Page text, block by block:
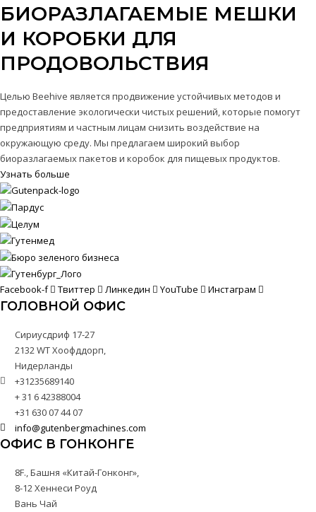
БИОРАЗЛАГАЕМЫЕ МЕШКИ
И КОРОБКИ ДЛЯ
ПРОДОВОЛЬСТВИЯ
Целью Beehive является продвижение устойчивых методов и
предоставление экологически чистых решений, которые помогут
предприятиям и частным лицам снизить воздействие на
окружающую среду. Мы предлагаем широкий выбор
биоразлагаемых пакетов и коробок для пищевых продуктов.
Узнать больше
Facebook-f Твиттер Линкедин YouTube Инстаграм
ГОЛОВНОЙ ОФИС
Сириусдриф 17-27
2132 WT Хоофддорп,
Нидерланды
+31235689140
+ 31 6 42388004
+31 630 07 44 07
info@gutenbergmachines.com
ОФИС В ГОНКОНГЕ
8F., Башня «Китай-Гонконг»,
8-12 Хеннеси Роуд
Вань Чай